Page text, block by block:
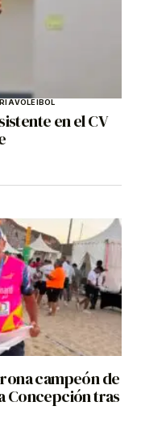
VOLEIBOL
en el CV
campeón de
Concepción tras